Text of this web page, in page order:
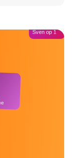
Sven op 1